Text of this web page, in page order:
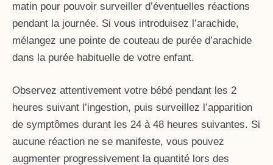
matin pour pouvoir surveiller d’éventuelles réactions
pendant la journée. Si vous introduisez l’arachide,
mélangez une pointe de couteau de purée d’arachide
dans la purée habituelle de votre enfant.
Observez attentivement votre bébé pendant les 2
heures suivant l’ingestion, puis surveillez l’apparition
de symptômes durant les 24 à 48 heures suivantes. Si
aucune réaction ne se manifeste, vous pouvez
augmenter progressivement la quantité lors des